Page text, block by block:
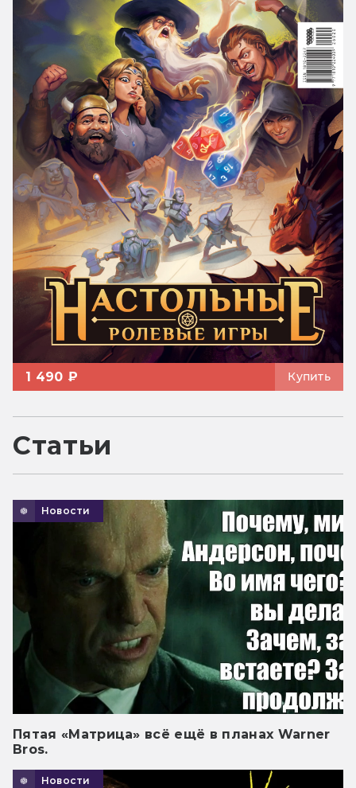
1 490 ₽ Купить
Статьи
Новости
Пятая «Матрица» всё ещё в планах Warner
Bros.
Новости